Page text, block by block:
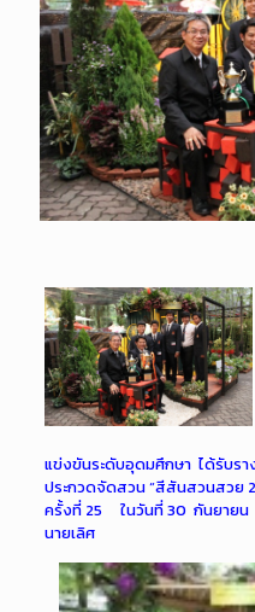
แข่งขันระดับอุดมศึกษา ได้รับร
ประกวดจัดสวน “สีสันสวนสวย
ครั้งที่ 25 ในวันที่ 30 กันยายน
นายเลิศ